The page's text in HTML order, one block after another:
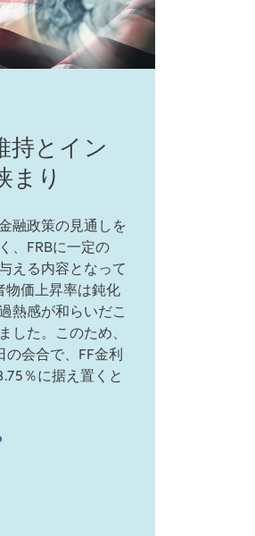
持とイン
まり
融政策の見通しを
、FRBに一定の
える内容となって
物価上昇率は鈍化
熱感が和らいだこ
した。このため、
の会合で、FF金利
％に据え置くと